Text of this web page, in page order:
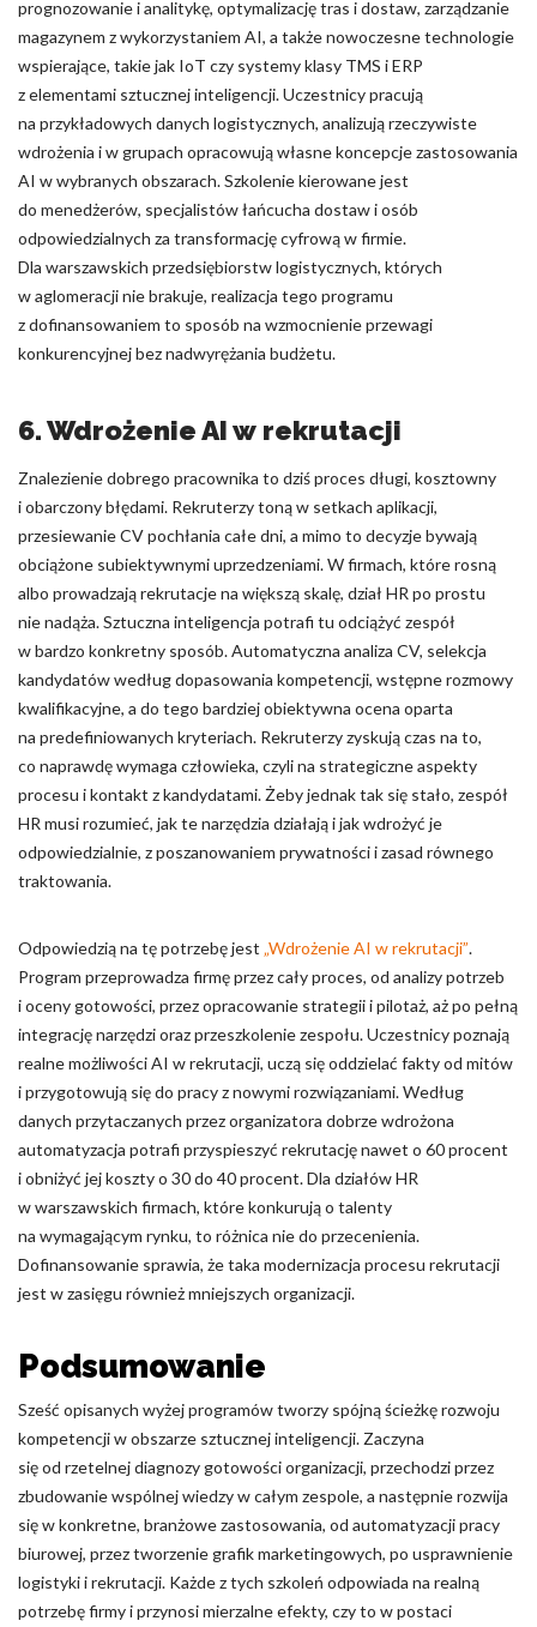
prognozowanie i analitykę, optymalizację tras i dostaw, zarządzanie
magazynem z wykorzystaniem AI, a także nowoczesne technologie
wspierające, takie jak IoT czy systemy klasy TMS i ERP
z elementami sztucznej inteligencji. Uczestnicy pracują
na przykładowych danych logistycznych, analizują rzeczywiste
wdrożenia i w grupach opracowują własne koncepcje zastosowania
AI w wybranych obszarach. Szkolenie kierowane jest
do menedżerów, specjalistów łańcucha dostaw i osób
odpowiedzialnych za transformację cyfrową w firmie.
Dla warszawskich przedsiębiorstw logistycznych, których
w aglomeracji nie brakuje, realizacja tego programu
z dofinansowaniem to sposób na wzmocnienie przewagi
konkurencyjnej bez nadwyrężania budżetu.
6. Wdrożenie AI w rekrutacji
Znalezienie dobrego pracownika to dziś proces długi, kosztowny
i obarczony błędami. Rekruterzy toną w setkach aplikacji,
przesiewanie CV pochłania całe dni, a mimo to decyzje bywają
obciążone subiektywnymi uprzedzeniami. W firmach, które rosną
albo prowadzają rekrutacje na większą skalę, dział HR po prostu
nie nadąża. Sztuczna inteligencja potrafi tu odciążyć zespół
w bardzo konkretny sposób. Automatyczna analiza CV, selekcja
kandydatów według dopasowania kompetencji, wstępne rozmowy
kwalifikacyjne, a do tego bardziej obiektywna ocena oparta
na predefiniowanych kryteriach. Rekruterzy zyskują czas na to,
co naprawdę wymaga człowieka, czyli na strategiczne aspekty
procesu i kontakt z kandydatami. Żeby jednak tak się stało, zespół
HR musi rozumieć, jak te narzędzia działają i jak wdrożyć je
odpowiedzialnie, z poszanowaniem prywatności i zasad równego
traktowania.
Odpowiedzią na tę potrzebę jest „Wdrożenie AI w rekrutacji”.
Program przeprowadza firmę przez cały proces, od analizy potrzeb
i oceny gotowości, przez opracowanie strategii i pilotaż, aż po pełną
integrację narzędzi oraz przeszkolenie zespołu. Uczestnicy poznają
realne możliwości AI w rekrutacji, uczą się oddzielać fakty od mitów
i przygotowują się do pracy z nowymi rozwiązaniami. Według
danych przytaczanych przez organizatora dobrze wdrożona
automatyzacja potrafi przyspieszyć rekrutację nawet o 60 procent
i obniżyć jej koszty o 30 do 40 procent. Dla działów HR
w warszawskich firmach, które konkurują o talenty
na wymagającym rynku, to różnica nie do przecenienia.
Dofinansowanie sprawia, że taka modernizacja procesu rekrutacji
jest w zasięgu również mniejszych organizacji.
Podsumowanie
Sześć opisanych wyżej programów tworzy spójną ścieżkę rozwoju
kompetencji w obszarze sztucznej inteligencji. Zaczyna
się od rzetelnej diagnozy gotowości organizacji, przechodzi przez
zbudowanie wspólnej wiedzy w całym zespole, a następnie rozwija
się w konkretne, branżowe zastosowania, od automatyzacji pracy
biurowej, przez tworzenie grafik marketingowych, po usprawnienie
logistyki i rekrutacji. Każde z tych szkoleń odpowiada na realną
potrzebę firmy i przynosi mierzalne efekty, czy to w postaci